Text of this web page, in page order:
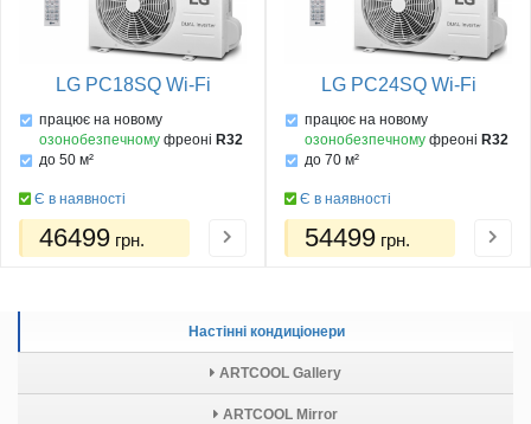
Настінні кондиціонери
ARTCOOL Gallery
ARTCOOL Mirror
LG PC18SQ Wi-Fi
працює на новому
озонобезпечномуфреоні R32
до 50 м²
Є в наявності
46499 грн.
LG PC24SQ Wi-Fi
працює на новому
озонобезпечномуфреоні R32
до 70 м²
Є в наявності
54499 грн.